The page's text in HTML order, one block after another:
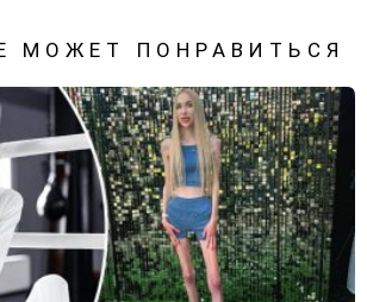
МОЖЕТ ПОНРАВИТЬСЯ